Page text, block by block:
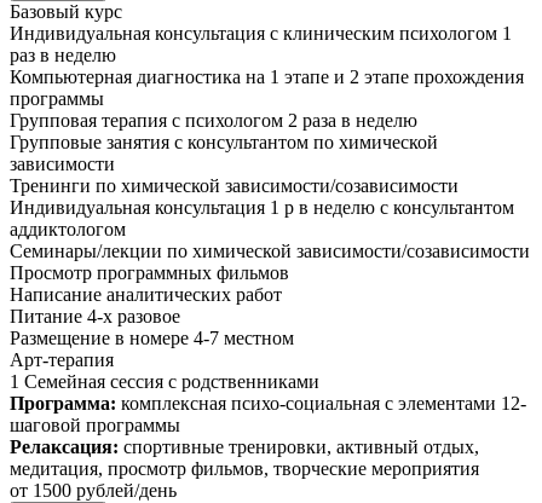
Базовый курс
Индивидуальная консультация с клиническим психологом 1
раз в неделю
Компьютерная диагностика на 1 этапе и 2 этапе прохождения
программы
Групповая терапия с психологом 2 раза в неделю
Групповые занятия с консультантом по химической
зависимости
Тренинги по химической зависимости/созависимости
Индивидуальная консультация 1 р в неделю с консультантом
аддиктологом
Семинары/лекции по химической зависимости/созависимости
Просмотр программных фильмов
Написание аналитических работ
Питание 4-х разовое
Размещение в номере 4-7 местном
Арт-терапия
1 Семейная сессия с родственниками
Программа: комплексная психо-социальная с элементами 12-
шаговой программы
Релаксация: спортивные тренировки, активный отдых,
медитация, просмотр фильмов, творческие мероприятия
от 1500 рублей/день